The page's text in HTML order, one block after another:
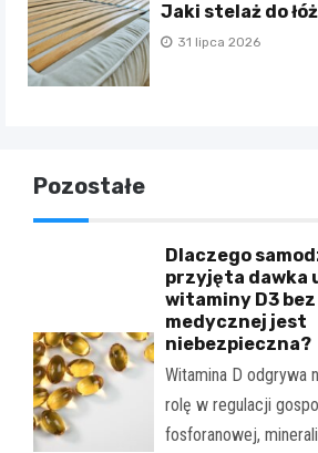
Jaki stelaż do
31 lipca 2026
Pozostałe
Dlaczego
przyjęta dawka
witaminy D3
medycznej jest
niebezpieczna?
Witamina D odgrywa
rolę w regulacji
fosforanowej,